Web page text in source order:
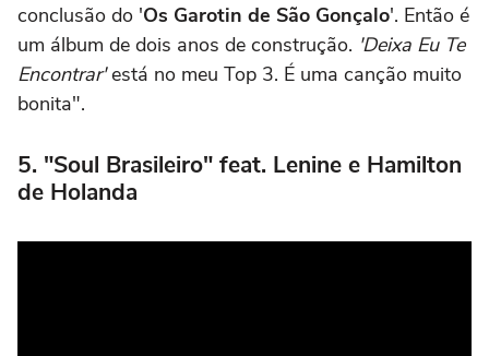
conclusão do 'Os Garotin de São Gonçalo'. Então é
um álbum de dois anos de construção. 'Deixa Eu Te
Encontrar'está no meu Top 3. É uma canção muito
bonita".
5. "Soul Brasileiro" feat. Lenine e Hamilton
de Holanda